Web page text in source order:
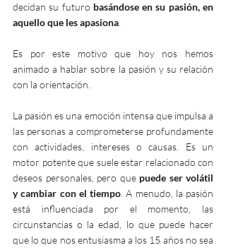
decidan su futuro basándose en su pasión, en
aquello que les apasiona
Es por este motivo que hoy nos hemos
animado a hablar sobre la pasión y su relación
con la orientación.
La pasión es una emoción intensa que impulsa a
las personas a comprometerse profundamente
con actividades, intereses o causas. Es un
motor potente que suele estar relacionado con
deseos personales, pero que puede ser volátil
y cambiar con el tiempo . A menudo, la pasión
está influenciada por el momento, las
circunstancias o la edad, lo que puede hacer
que lo que nos entusiasma a los 15 años no sea